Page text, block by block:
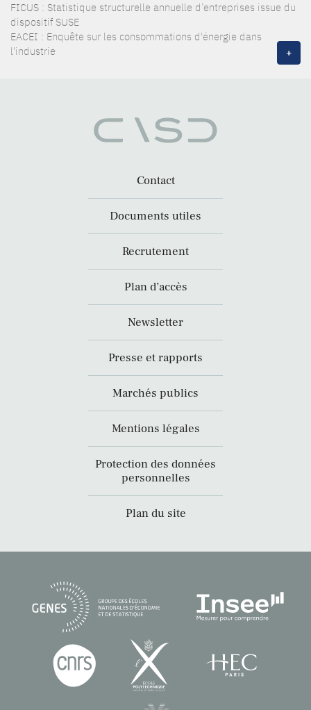
FICUS : Statistique structurelle annuelle d’entreprises issue du
dispositif SUSE
EACEI : Enquête sur les consommations d'énergie dans
l'industrie
+
Contact
Documents utiles
Recrutement
Plan d’accès
Newsletter
Presse et rapports
Marchés publics
Mentions légales
Protection des données
personnelles
Plan du site